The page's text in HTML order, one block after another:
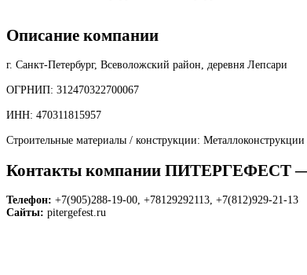
Описание компании
г. Санкт-Петербург, Всеволожский район, деревня Лепсари
ОГРНИП: 312470322700067
ИНН: 470311815957
Строительные материалы / конструкции:
Контакты компании
Телефон: +7(905)288-19-00, +78129292113, +7(812)929-21-13
Сайты: pitergefest.ru